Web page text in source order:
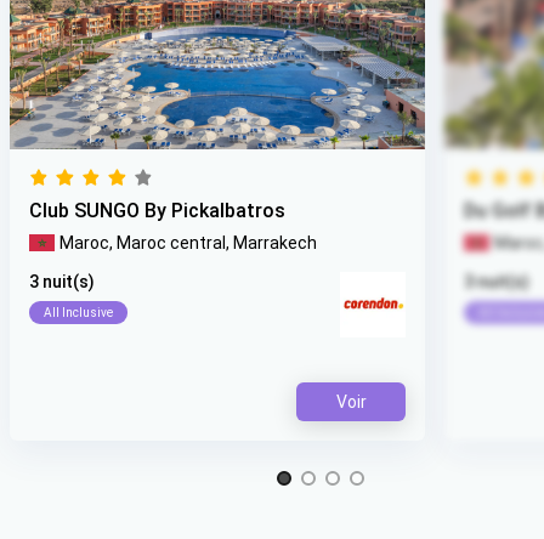
Club SUNGO By Pickalbatros
Maroc, Maroc central, Marrakech
3 nuit(s)
All Inclusive
Voir
Du Golf
3 nuit(s)